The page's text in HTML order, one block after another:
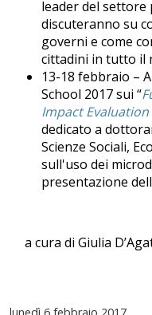
leader del settore
discuteranno su
governi e come
cittadini in tutto il
13-18 febbraio –
School 2017 sui “
Impact
dedicato a
Scienze Sociali,
sull'uso dei
presentazione
a cura di Giulia